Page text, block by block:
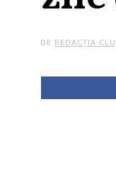
DE REDACȚIA